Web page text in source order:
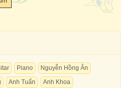
Piano
Nguyễn Hồng Ân
Anh Tuấn
Anh Khoa